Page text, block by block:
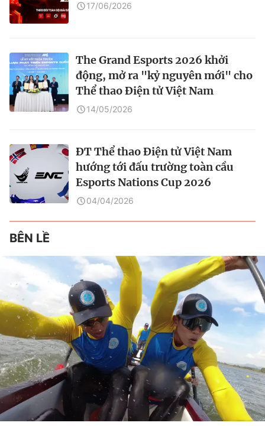
17/06/2026
The Grand Esports 2026 khởi
động, mở ra "kỷ nguyên mới" cho
Thể thao Điện tử Việt Nam
14/05/2026
ĐT Thể thao Điện tử Việt Nam
hướng tới đấu trường toàn cầu
Esports Nations Cup 2026
04/04/2026
BÊN LỀ